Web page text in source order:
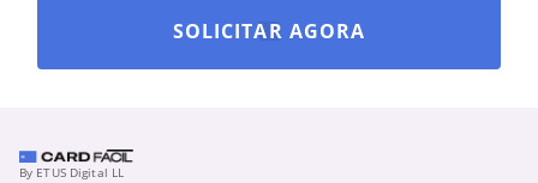
SOLICITAR AGORA
By ETUS Digital LL